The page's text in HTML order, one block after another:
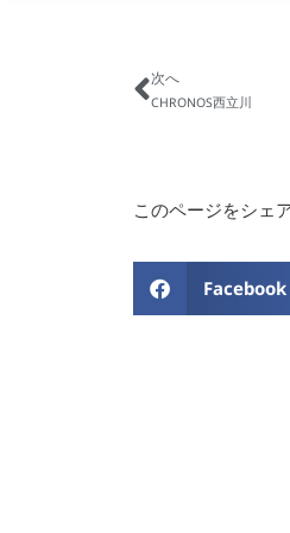
次へ
CHRONOS西立川
このページをシェ
Facebook